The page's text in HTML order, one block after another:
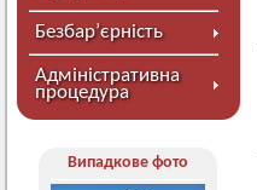
Безбар’єрність
Адміністративна
процедура
Випадкове фото